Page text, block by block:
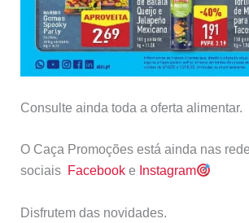
Consulte ainda toda a oferta alimentar.
O Caça Promoções está ainda nas
sociais Facebooke Instagram
Disfrutem das novidades.